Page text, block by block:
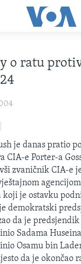
DRŽAVE
o ratu
je danas pratio
CIA-e Porter-a
zvaničnik CIA-e
koji je ostavku
demokratski
da je
Sadama
Osamu bin
da je okončao